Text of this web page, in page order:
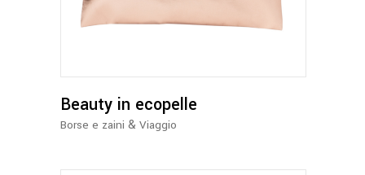
più
opzioni
possono
Beauty in ecopelle
Borse e zaini & Viaggio